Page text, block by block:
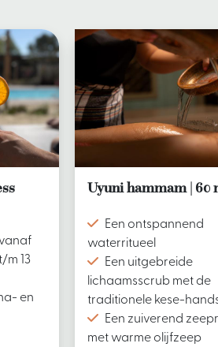
m 13
en
Uyuni hammam | 60
Een ontspannend
waterritueel
Een uitgebreide
lichaamsscrub met de
traditionele kese-
Een zuiverend
met warme olijfzeep